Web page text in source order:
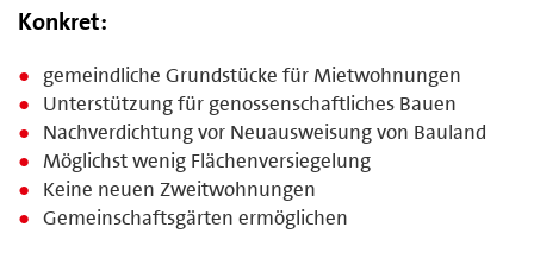
Konkret:
gemeindliche Grundstücke für Mietwohnungen
Unterstützung für genossenschaftliches Bauen
Nachverdichtung vor Neuausweisung von Bauland
Möglichst wenig Flächenversiegelung
Keine neuen Zweitwohnungen
Gemeinschaftsgärten ermöglichen